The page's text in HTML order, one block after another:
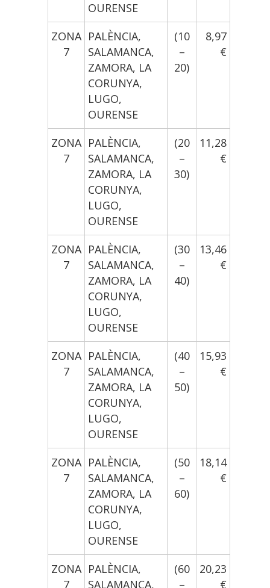
OURENSE
ZONA
7
PALÈNCIA,
SALAMANCA,
ZAMORA, LA
CORUNYA,
LUGO,
OURENSE
(10
–
20)
8,97
€
ZONA
7
PALÈNCIA,
SALAMANCA,
ZAMORA, LA
CORUNYA,
LUGO,
OURENSE
(20
–
30)
11,28
€
ZONA
7
PALÈNCIA,
SALAMANCA,
ZAMORA, LA
CORUNYA,
LUGO,
OURENSE
(30
–
40)
13,46
€
ZONA
7
PALÈNCIA,
SALAMANCA,
ZAMORA, LA
CORUNYA,
LUGO,
OURENSE
(40
–
50)
15,93
€
ZONA
7
PALÈNCIA,
SALAMANCA,
ZAMORA, LA
CORUNYA,
LUGO,
OURENSE
(50
–
60)
18,14
€
ZONA
7
PALÈNCIA,
SALAMANCA,
(60
–
20,23
€